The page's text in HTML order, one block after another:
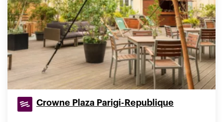
Crowne Plaza Parigi-Republique